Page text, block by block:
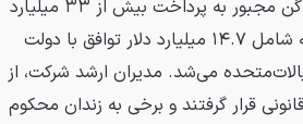
عواقب دیزل‌گیت فراتر از جریمه‌های مالی بود. فولکس‌واگن مجبور به پرداخت بیش از ۳۳ میلیارد
دلار جریمه، غرامت و هزینه‌های بازخرید خودروها شد که شامل ۱۴.۷ میلیارد دلار توافق با دولت
حدود ۵۰۰ هزار خودرو در ایالات‌متحده می‌شد. مدیران ارشد شرکت، از
قرار گرفتند و برخی به زندان محکوم